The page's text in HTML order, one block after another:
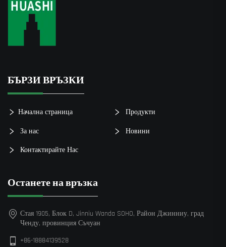
БЪРЗИ ВРЪЗКИ
Начална страница Продукти
За нас Новини
Контактирайте Нас
Останете на връзка
Стая 1905, Блок D, Jinniu Wanda SOHO, Район Джинниу, град
Ченду, провинция Съчуан
+86-18884139528